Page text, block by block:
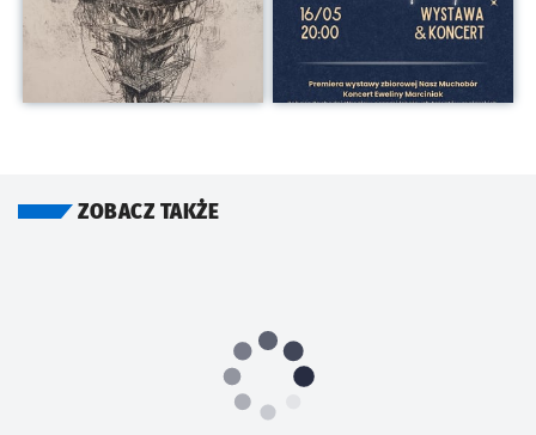
ZOBACZ TAKŻE